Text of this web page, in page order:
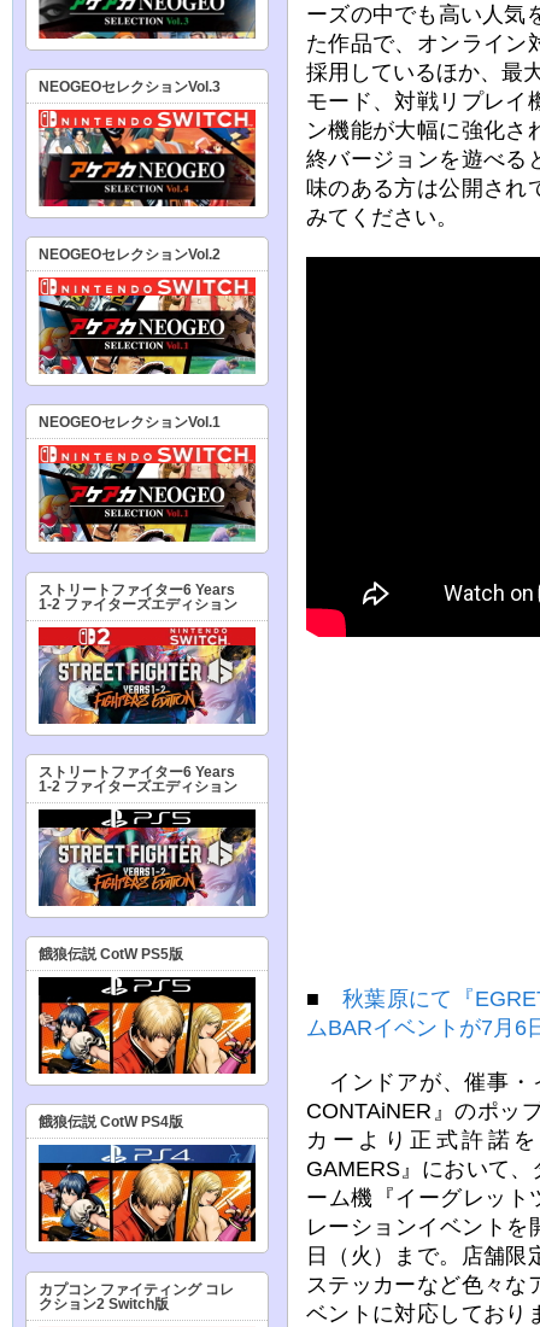
ーズの中でも高い人気
た作品で、オンライン
採用しているほか、最
モード、対戦リプレイ
ン機能が大幅に強化さ
終バージョンを遊べる
味のある方は公開され
みてください。
■ 秋葉原にて『
ムBARイベントが7月6
インドアが、催事
CONTAiNER』のポッ
カーより正式許諾
GAMERS』において
ーム機『イーグレッ
レーションイベントを
日（火）まで。店舗限
ステッカーなど色々な
ベントに対応しており
NEOGEOセレクションVol.3
NEOGEOセレクションVol.2
NEOGEOセレクションVol.1
ストリートファイター6 Years
1-2 ファイターズエディション
ストリートファイター6 Years
1-2 ファイターズエディション
餓狼伝説 CotW PS5版
餓狼伝説 CotW PS4版
カプコン ファイティング コレ
クション2 Switch版